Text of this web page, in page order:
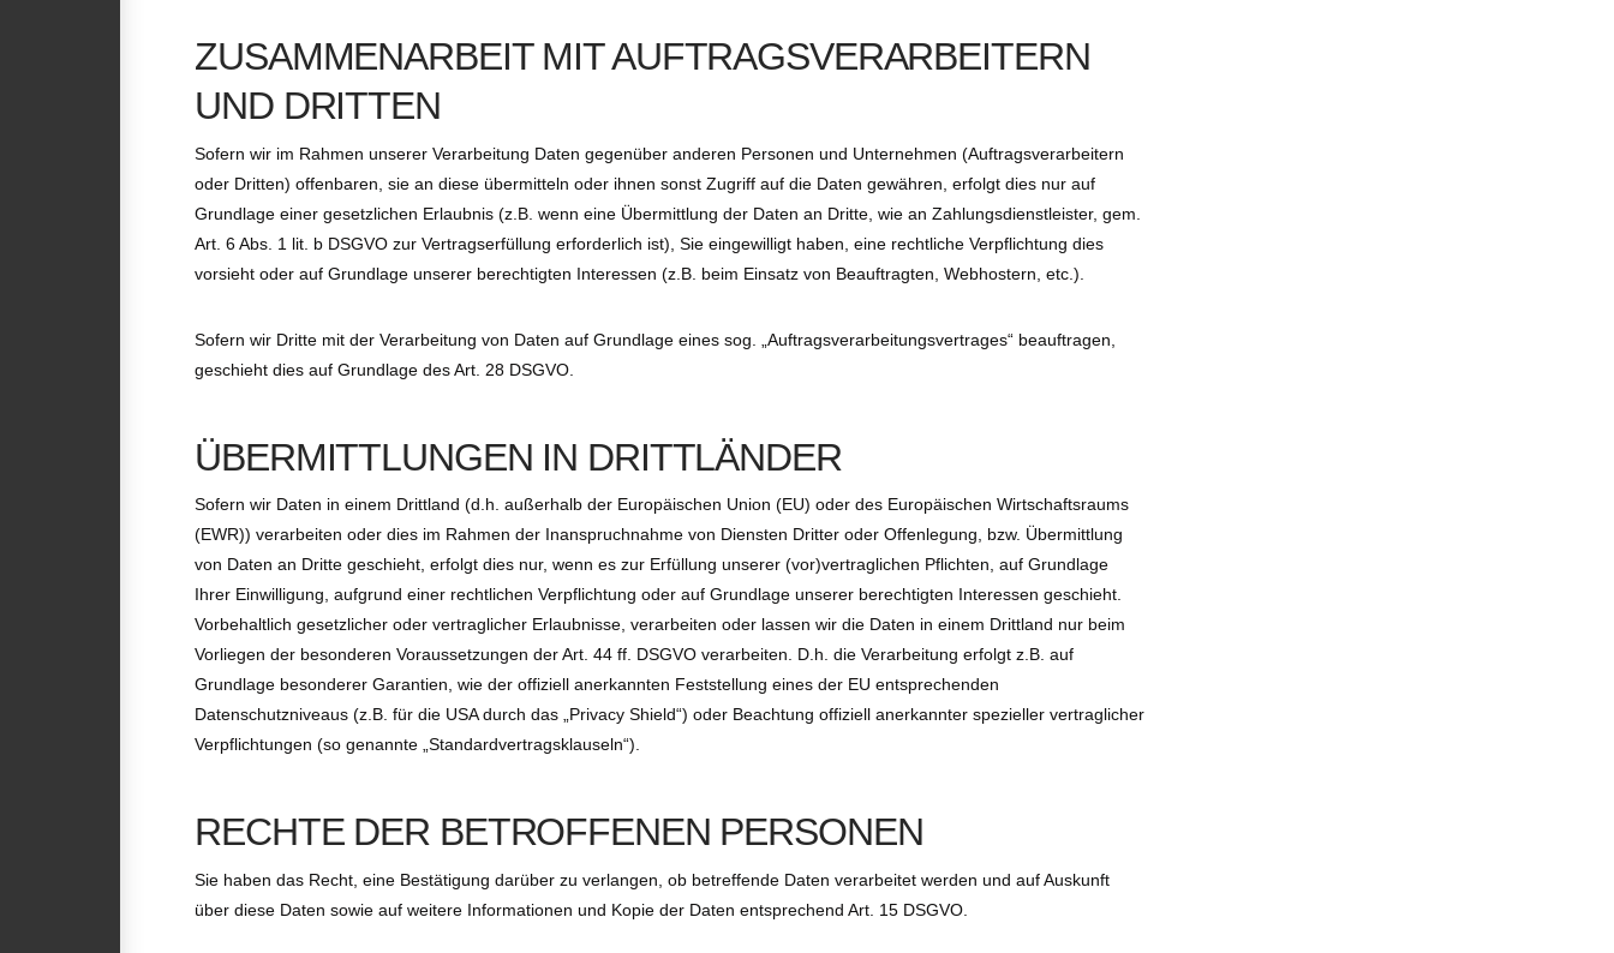
ZUSAMMENARBEIT MIT AUFTRAGSVERARBEITERN
UND DRITTEN
Sofern wir im Rahmen unserer Verarbeitung Daten gegenüber anderen Personen und Unternehmen (Auftragsverarbeitern
oder Dritten) offenbaren, sie an diese übermitteln oder ihnen sonst Zugriff auf die Daten gewähren, erfolgt dies nur auf
Grundlage einer gesetzlichen Erlaubnis (z.B. wenn eine Übermittlung der Daten an Dritte, wie an Zahlungsdienstleister, gem.
Art. 6 Abs. 1 lit. b DSGVO zur Vertragserfüllung erforderlich ist), Sie eingewilligt haben, eine rechtliche Verpflichtung dies
vorsieht oder auf Grundlage unserer berechtigten Interessen (z.B. beim Einsatz von Beauftragten, Webhostern, etc.).
Sofern wir Dritte mit der Verarbeitung von Daten auf Grundlage eines sog. „Auftragsverarbeitungsvertrages“ beauftragen,
geschieht dies auf Grundlage des Art. 28 DSGVO.
ÜBERMITTLUNGEN IN DRITTLÄNDER
Sofern wir Daten in einem Drittland (d.h. außerhalb der Europäischen Union (EU) oder des Europäischen Wirtschaftsraums
(EWR)) verarbeiten oder dies im Rahmen der Inanspruchnahme von Diensten Dritter oder Offenlegung, bzw. Übermittlung
von Daten an Dritte geschieht, erfolgt dies nur, wenn es zur Erfüllung unserer (vor)vertraglichen Pflichten, auf Grundlage
Ihrer Einwilligung, aufgrund einer rechtlichen Verpflichtung oder auf Grundlage unserer berechtigten Interessen geschieht.
Vorbehaltlich gesetzlicher oder vertraglicher Erlaubnisse, verarbeiten oder lassen wir die Daten in einem Drittland nur beim
Vorliegen der besonderen Voraussetzungen der Art. 44 ff. DSGVO verarbeiten. D.h. die Verarbeitung erfolgt z.B. auf
Grundlage besonderer Garantien, wie der offiziell anerkannten Feststellung eines der EU entsprechenden
Datenschutzniveaus (z.B. für die USA durch das „Privacy Shield“) oder Beachtung offiziell anerkannter spezieller vertraglicher
Verpflichtungen (so genannte „Standardvertragsklauseln“).
RECHTE DER BETROFFENEN PERSONEN
Sie haben das Recht, eine Bestätigung darüber zu verlangen, ob betreffende Daten verarbeitet werden und auf Auskunft
über diese Daten sowie auf weitere Informationen und Kopie der Daten entsprechend Art. 15 DSGVO.